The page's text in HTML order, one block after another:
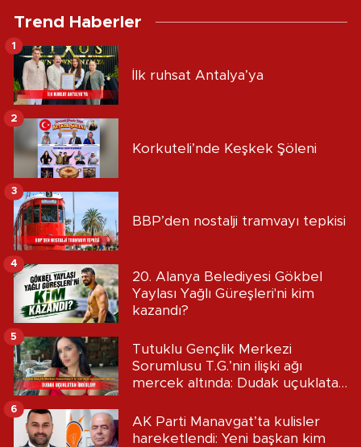
Trend Haberler
İlk ruhsat Antalya’ya
1
Korkuteli’nde Keşkek Şöleni
2
BBP’den nostalji tramvayı tepkisi
3
20. Alanya Belediyesi Gökbel
Yaylası Yağlı Güreşleri'ni kim
kazandı?
4
Tutuklu Gençlik Merkezi
Sorumlusu T.G.’nin ilişki ağı
mercek altında: Dudak uçuklatan
5
AK Parti Manavgat’ta kulisler
hareketlendi: Yeni başkan kim
6